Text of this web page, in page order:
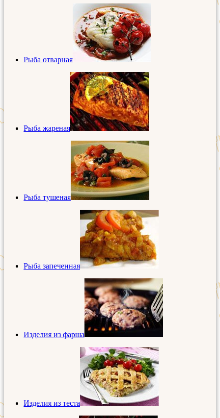
Рыба отварная
Рыба жареная
Рыба тушеная
Рыба запеченная
Изделия из фарша
Изделия из теста